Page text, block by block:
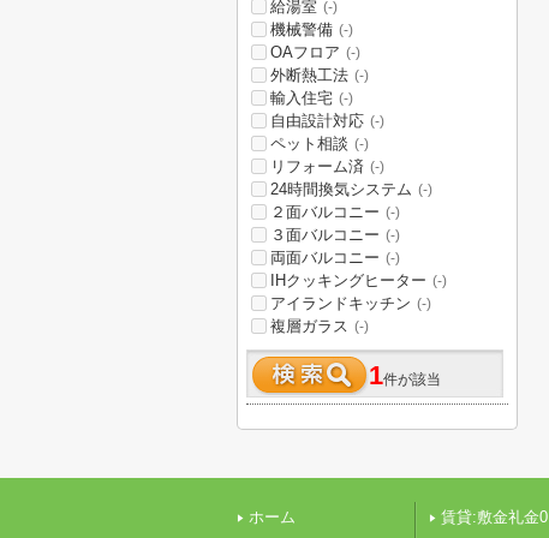
給湯室 (-)
機械警備 (-)
OAフロア (-)
外断熱工法 (-)
輸入住宅 (-)
自由設計対応 (-)
ペット相談 (-)
リフォーム済 (-)
24時間換気システム (-)
２面バルコニー (-)
３面バルコニー (-)
両面バルコニー (-)
IHクッキングヒーター (-)
アイランドキッチン (-)
複層ガラス (-)
1件が該当
ホーム 賃貸:敷金礼金0